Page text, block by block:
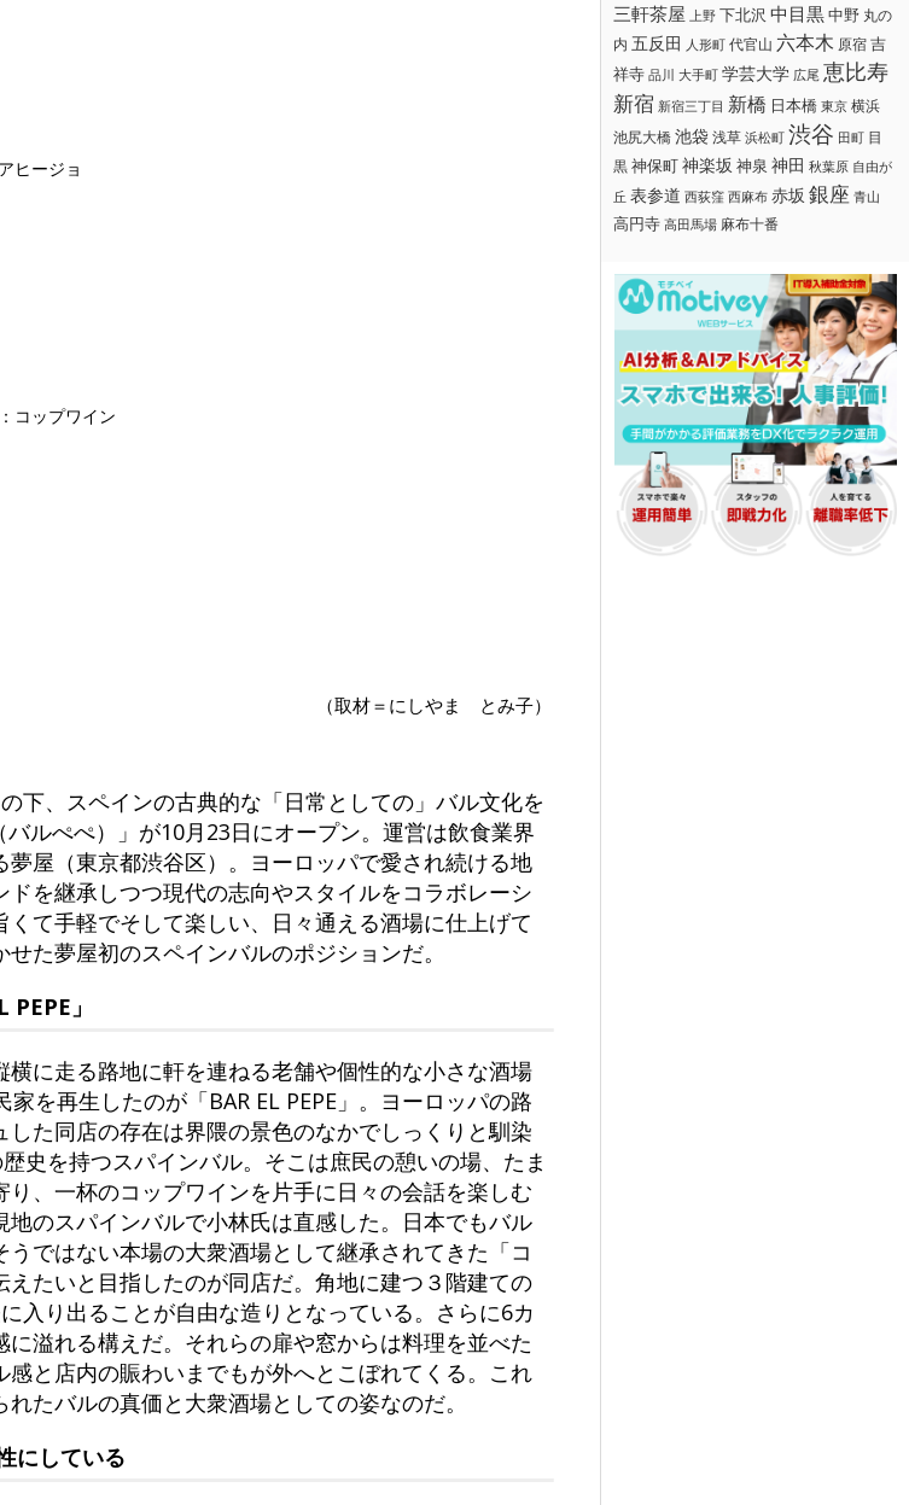
ヒージョ
コップワイン
（取材＝にしやま とみ子）
下、スペインの古典的な「日常としての」バル文化を
ルぺぺ）」が10月23日にオープン。運営は飲食業界
屋（東京都渋谷区）。ヨーロッパで愛され続ける地
を継承しつつ現代の志向やスタイルをコラボレーシ
て手軽でそして楽しい、日々通える酒場に仕上げて
た夢屋初のスペインバルのポジションだ。
」
に走る路地に軒を連ねる老舗や個性的な小さな酒場
を再生したのが「BAR EL PEPE」。ヨーロッパの路
た同店の存在は界隈の景色のなかでしっくりと馴染
史を持つスパインバル。そこは庶民の憩いの場、たま
、一杯のコップワインを片手に日々の会話を楽しむ
のスパインバルで小林氏は直感した。日本でもバル
ではない本場の大衆酒場として継承されてきた「コ
たいと目指したのが同店だ。角地に建つ３階建ての
入り出ることが自由な造りとなっている。さらに6カ
溢れる構えだ。それらの扉や窓からは料理を並べた
と店内の賑わいまでもが外へとこぼれてくる。これ
たバルの真価と大衆酒場としての姿なのだ。
にしている
三軒茶屋 上野 下北沢 中目黒中野 丸の
内 五反田 人形町 代官山 六本木 原宿 吉
祥寺 品川 大手町 学芸大学 広尾 恵比寿
新宿 新宿三丁目 新橋 日本橋 東京 横浜
池尻大橋 池袋浅草 浜松町 渋谷 田町 目
黒神保町神楽坂 神泉 神田 秋葉原 自由が
丘 表参道 西荻窪 西麻布 赤坂 銀座 青山
高円寺 高田馬場 麻布十番